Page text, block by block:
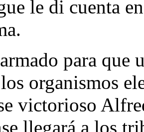
le di cuenta
para que
organismos
victorioso
llegará a los